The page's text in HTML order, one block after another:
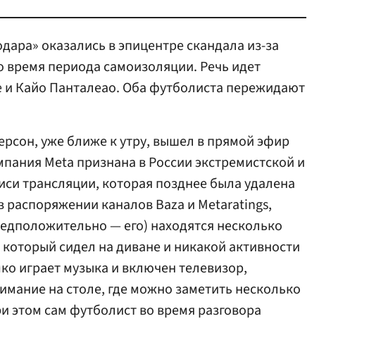
оказались в эпицентре скандала из-за
время периода самоизоляции. Речь идет
и Кайо Панталеао. Оба футболиста пережидают
уже ближе к утру, вышел в прямой эфир
Meta признана в России экстремистской и
трансляции, которая позднее была удалена
распоряжении каналов Baza и Metaratings,
— его) находятся несколько
сидел на диване и никакой активности
играет музыка и включен телевизор,
на столе, где можно заметить несколько
этом сам футболист во время разговора